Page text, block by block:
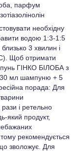
парфум
необхідну
водою 1:3-1:5
3 хвилин і
Щоб отримати
ГІНКО БІЛОБА з
30 мл шампуню + 5
порада: Для
і ретельно
який продукт,
тому рекомендується
зволожує. Для